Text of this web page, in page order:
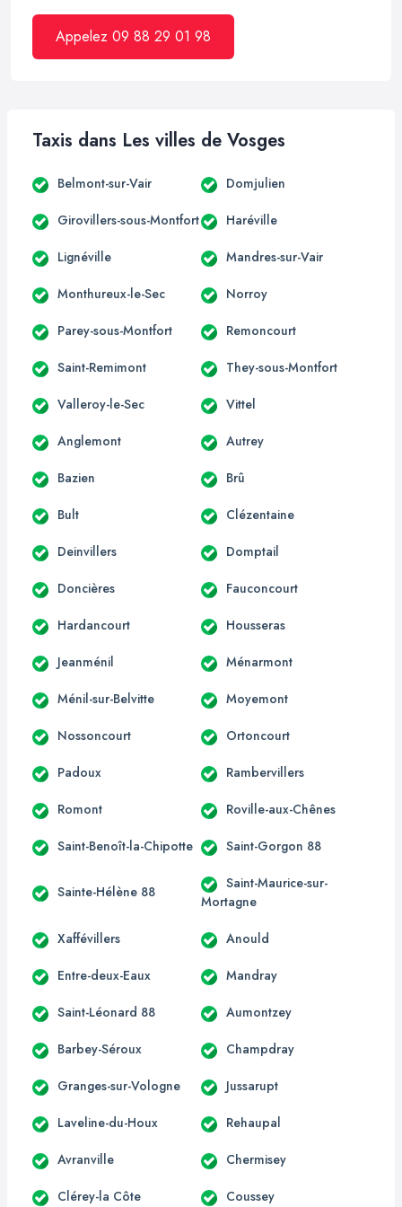
Appelez 09 88 29 01 98
Taxis dans Les villes de Vosges
Belmont-sur-Vair Domjulien
Girovillers-sous-Montfort Haréville
Lignéville Mandres-sur-Vair
Monthureux-le-Sec Norroy
Parey-sous-Montfort Remoncourt
Saint-Remimont They-sous-Montfort
Valleroy-le-Sec Vittel
Anglemont Autrey
Bazien Brû
Bult Clézentaine
Deinvillers Domptail
Doncières Fauconcourt
Hardancourt Housseras
Jeanménil Ménarmont
Ménil-sur-Belvitte Moyemont
Nossoncourt Ortoncourt
Padoux Rambervillers
Romont Roville-aux-Chênes
Saint-Benoît-la-Chipotte Saint-Gorgon 88
Sainte-Hélène 88
Saint-Maurice-sur-
Mortagne
Xaffévillers Anould
Entre-deux-Eaux Mandray
Saint-Léonard 88 Aumontzey
Barbey-Séroux Champdray
Granges-sur-Vologne Jussarupt
Laveline-du-Houx Rehaupal
Avranville Chermisey
Clérey-la Côte Coussey